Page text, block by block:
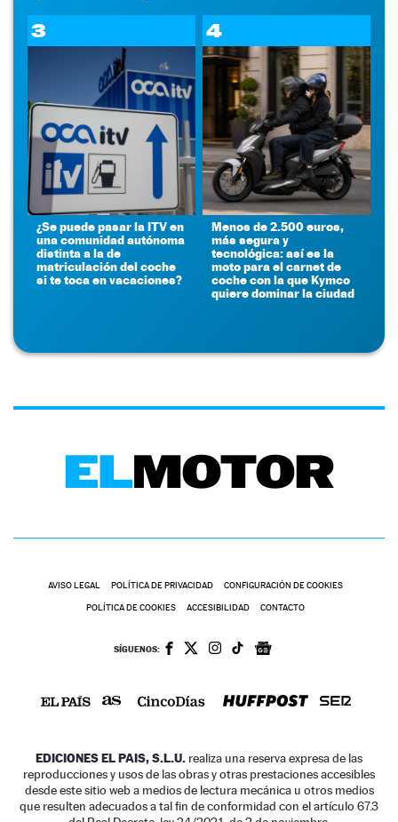
3
¿Se puede pasar la ITV en
una comunidad autónoma
distinta a la de
matriculación del coche
si te toca en vacaciones?
4
Menos de 2.500 euros,
más segura y
tecnológica: así es la
moto para el carnet de
coche con la que Kymco
quiere dominar la ciudad
AVISO LEGAL POLÍTICA DE PRIVACIDAD CONFIGURACIÓN DE COOKIES
POLÍTICA DE COOKIES ACCESIBILIDAD CONTACTO
SÍGUENOS:
EDICIONES EL PAIS, S.L.U. realiza una reserva expresa de las
reproducciones y usos de las obras y otras prestaciones accesibles
desde este sitio web a medios de lectura mecánica u otros medios
que resulten adecuados a tal fin de conformidad con el artículo 67.3